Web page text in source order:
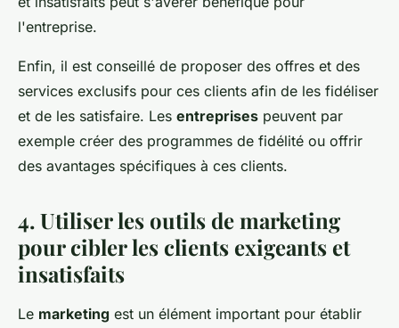
l'entreprise.
Enfin, il est conseillé de proposer des offres et des
services exclusifs pour ces clients afin de les fidéliser
et de les satisfaire. Les entreprises peuvent par
exemple créer des programmes de fidélité ou offrir
des avantages spécifiques à ces clients.
4. Utiliser les outils de marketing
pour cibler les clients exigeants et
insatisfaits
Le marketing est un élément important pour établir